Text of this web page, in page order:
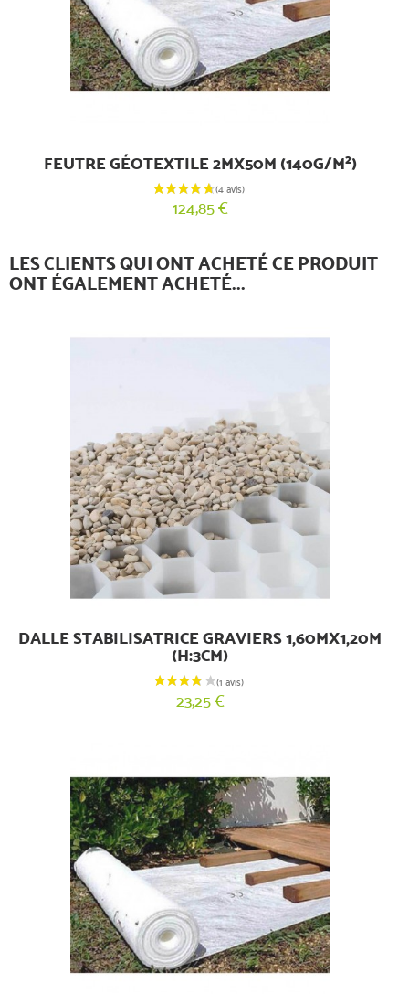
FEUTRE GÉOTEXTILE 2MX50M (140G/M²)
124,85 €
LES CLIENTS QUI ONT ACHETÉ CE PRODUIT
ONT ÉGALEMENT ACHETÉ...
DALLE STABILISATRICE GRAVIERS 1,60MX1,20M
(H:3CM)
23,25 €